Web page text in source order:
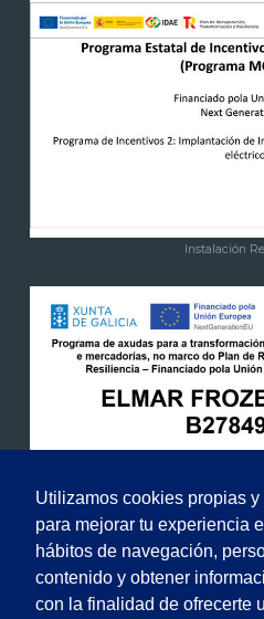
Utilizamos cookies propias y
para mejorar tu experiencia
hábitos de navegación,
contenido y obtener
con la finalidad de ofrecerte
Instalación